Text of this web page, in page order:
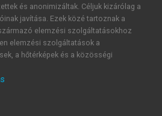
és anonimizáltak. Céljuk kizárólag a
javítása. Ezek közé tartoznak a
elemzési szolgáltatásokhoz
elemzési szolgáltatások a
a hőtérképek és a közösségi